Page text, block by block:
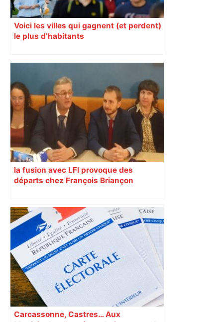
Voici les villes qui gagnent (et perdent)
le plus d’habitants
la fusion avec LFI provoque des
départs chez François Briançon
Carcassonne, Castres… Aux